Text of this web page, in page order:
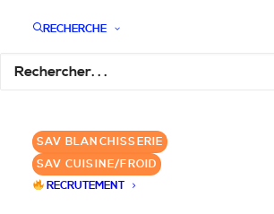
RECHERCHE
SAV BLANCHISSERIE
SAV CUISINE/FROID
RECRUTEMENT
✆ 09 78 083 083
GROUPE SEBI